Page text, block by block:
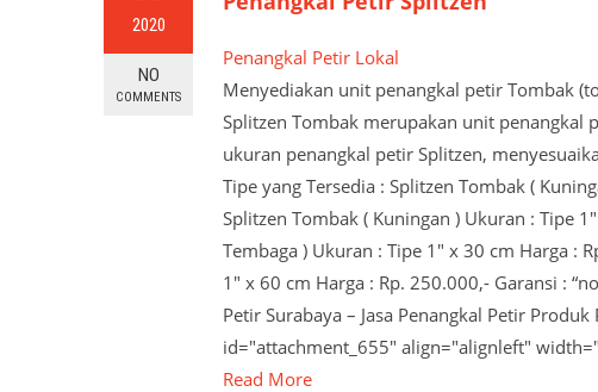
2020
NO
COMMENTS
Penangkal Petir Lokal
Menyediakan unit penangkal petir Tombak
Splitzen Tombak merupakan unit penangkal
ukuran penangkal petir Splitzen,
Tipe yang Tersedia : Splitzen Tombak (
Splitzen Tombak ( Kuningan ) Ukuran : Tipe
Tembaga ) Ukuran : Tipe 1" x 30 cm Harga :
1" x 60 cm Harga : Rp. 250.000,- Garansi :
Petir Surabaya – Jasa Penangkal Petir
id="attachment_655" align="alignleft"
Read More